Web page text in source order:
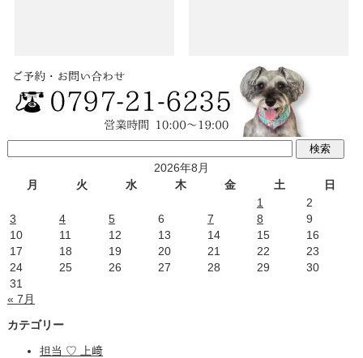
2026年8月
月
火 水 木 金 土
日
1
2
3
4 5 6 7 8
9
10
11 12 13 14 15
16
17
18 19 20 21 22
23
24
25 26 27 28 29
30
31
« 7月
カテゴリー
担当 ♡ 上﨑